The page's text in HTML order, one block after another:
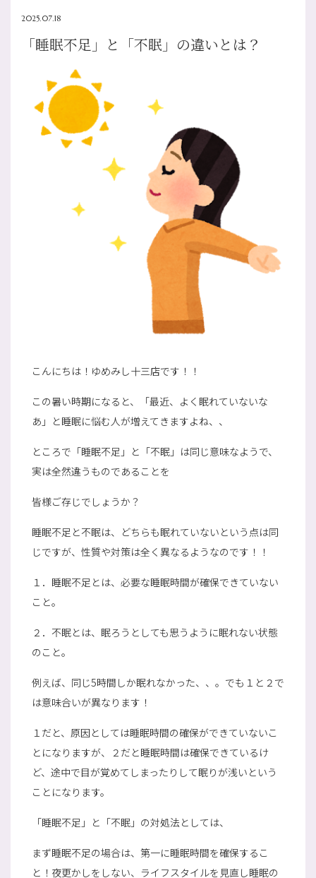
2025.07.18
「睡眠不足」と「不眠」の違いとは？
こんにちは！ゆめみし十三店です！！
この暑い時期になると、「最近、よく眠れていないな
あ」と睡眠に悩む人が増えてきますよね、、
ところで「睡眠不足」と「不眠」は同じ意味なようで、
実は全然違うものであることを
皆様ご存じでしょうか？
睡眠不足と不眠は、どちらも眠れていないという点は同
じですが、性質や対策は全く異なるようなのです！！
１．睡眠不足とは、必要な睡眠時間が確保できていない
こと。
２．不眠とは、眠ろうとしても思うように眠れない状態
のこと。
例えば、同じ5時間しか眠れなかった、、。でも１と２で
は意味合いが異なります！
１だと、原因としては睡眠時間の確保ができていないこ
とになりますが、２だと睡眠時間は確保できているけ
ど、途中で目が覚めてしまったりして眠りが浅いという
ことになります。
「睡眠不足」と「不眠」の対処法としては、
まず睡眠不足の場合は、第一に睡眠時間を確保するこ
と！夜更かしをしない、ライフスタイルを見直し睡眠の